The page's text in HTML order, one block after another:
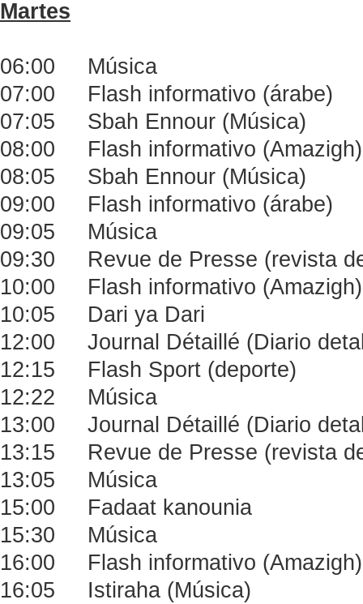
Martes
06:00 Música
07:00 Flash informativo (árabe)
07:05 Sbah Ennour (Música)
08:00 Flash informativo (Amazigh)
08:05 Sbah Ennour (Música)
09:00 Flash informativo (árabe)
09:05 Música
09:30 Revue de Presse (revista
10:00 Flash informativo (Amazigh)
10:05 Dari ya Dari
12:00 Journal Détaillé (Diario
12:15 Flash Sport (deporte)
12:22 Música
13:00 Journal Détaillé (Diario
13:15 Revue de Presse (revista
13:05 Música
15:00 Fadaat kanounia
15:30 Música
16:00 Flash informativo (Amazigh)
16:05 Istiraha (Música)